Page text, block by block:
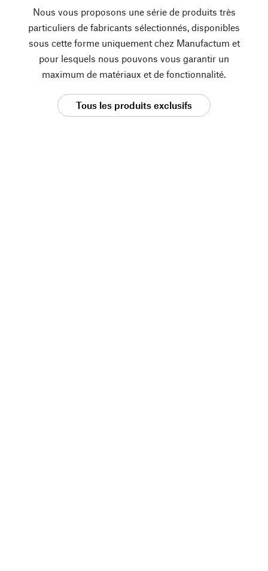
Nous vous proposons une série de produits très
particuliers de fabricants sélectionnés, disponibles
sous cette forme uniquement chez Manufactum et
pour lesquels nous pouvons vous garantir un
maximum de matériaux et de fonctionnalité.
Tous les produits exclusifs